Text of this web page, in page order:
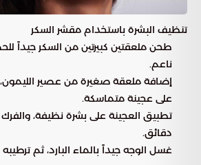
تنظيف البشرة باستخدام مقشر السكر
طحن ملعقتين كبيرتين من السكر جيداً
ناعم.
إضافة ملعقة صغيرة من عصير
على عجينة متماسكة.
دقائق.
غسل الوجه جيداً بالماء البارد، ثم ترطيبه